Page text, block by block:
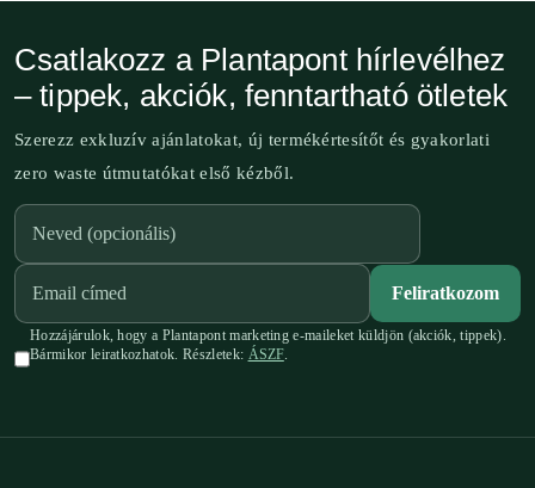
Csatlakozz a Plantapont hírlevélhez
– tippek, akciók, fenntartható ötletek
Szerezz exkluzív ajánlatokat, új termékértesítőt és gyakorlati
zero waste útmutatókat első kézből.
Feliratkozom
Hozzájárulok, hogy a Plantapont marketing e-maileket küldjön (akciók, tippek).
Bármikor leiratkozhatok. Részletek: ÁSZF.